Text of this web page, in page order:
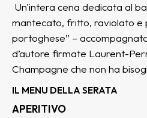
Un'intera cena dedicata al
mantecato, fritto, raviolato e
portoghese” –
d’autore firmate Laurent-
Champagne che non ha
IL MENU DELLA SERATA
APERITIVO